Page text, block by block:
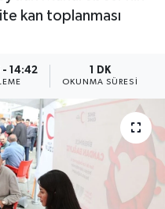
kan toplanması
- 14:42 1 DK
OKUNMA SÜRESI